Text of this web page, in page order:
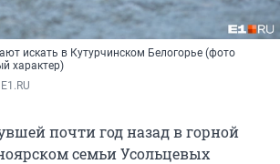
искать в Кутурчинском Белогорье (фото
характер)
почти год назад в горной
семьи Усольцевых